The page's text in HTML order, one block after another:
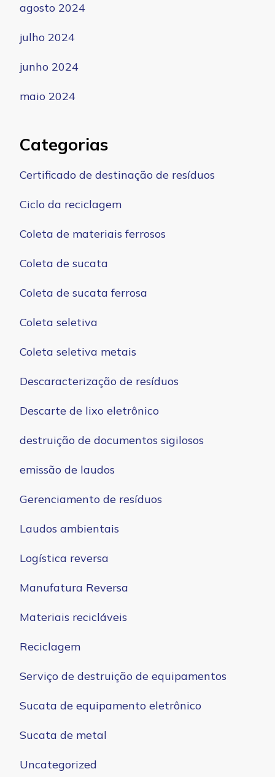
agosto 2024
julho 2024
junho 2024
maio 2024
Categorias
Certificado de destinação de resíduos
Ciclo da reciclagem
Coleta de materiais ferrosos
Coleta de sucata
Coleta de sucata ferrosa
Coleta seletiva
Coleta seletiva metais
Descaracterização de resíduos
Descarte de lixo eletrônico
destruição de documentos sigilosos
emissão de laudos
Gerenciamento de resíduos
Laudos ambientais
Logística reversa
Manufatura Reversa
Materiais recicláveis
Reciclagem
Serviço de destruição de equipamentos
Sucata de equipamento eletrônico
Sucata de metal
Uncategorized